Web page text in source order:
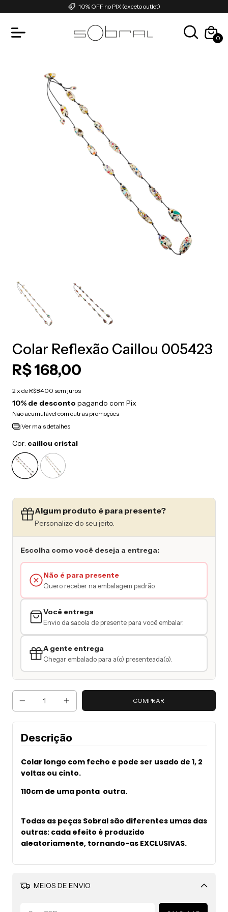
10% OFF no PIX (exceto outlet)
0
Colar Reflexão Caillou 005423
R$ 168,00
2x de R$84,00 sem juros
10% de desconto pagando com Pix
Não acumulável com outras promoções
Ver mais detalhes
Cor: caillou cristal
Algum produto é para presente?
Personalize do seu jeito.
Escolha como você deseja a entrega:
Não é para presente
Quero receber na embalagem padrão.
Você entrega
Envio da sacola de presente para você embalar.
A gente entrega
Chegar embalado para a(o) presenteada(o).
Descrição
Colar longo com fecho e pode ser usado de 1, 2
voltas ou cinto.
110cm de uma ponta outra.
Todas as peças Sobral são diferentes umas das
outras: cada efeito é produzido
aleatoriamente, tornando-as EXCLUSIVAS.
MEIOS DE ENVIO
Alterar CEP